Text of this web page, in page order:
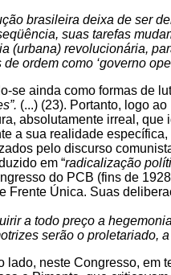
brasileira deixa de ser
suas tarefas
(urbana) revolucionária,
ordem como ‘governo
se ainda como formas de
(...) (23). Portanto, logo
absolutamente irreal,
a sua realidade
pelo discurso
em “radicalização
do PCB (fins de
Frente Única. Suas
a todo preço a
serão o proletariado,
lado, neste Congresso, em